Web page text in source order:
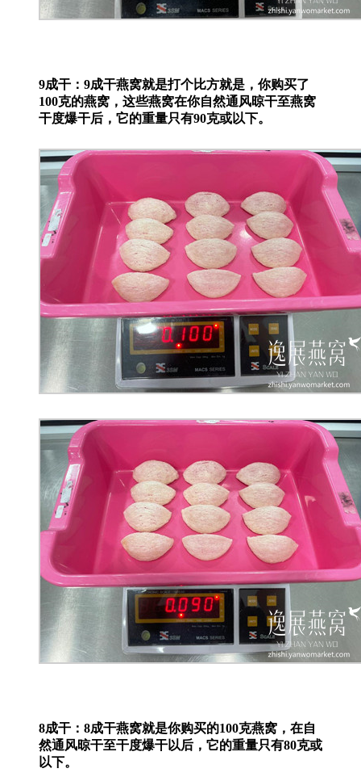
9成干：9成干燕窝就是打个比方就是，你购买了
100克的燕窝，这些燕窝在你自然通风晾干至燕窝
干度爆干后，它的重量只有90克或以下。
8成干：8成干燕窝就是你购买的100克燕窝，在自
然通风晾干至干度爆干以后，它的重量只有80克或
以下。